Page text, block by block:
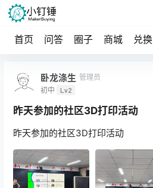
首页 问答 圈子 商城 兑换
卧龙涤生 管理员
初中
Lv2
昨天参加的社区3D打印活动
昨天参加的社区3D打印活动